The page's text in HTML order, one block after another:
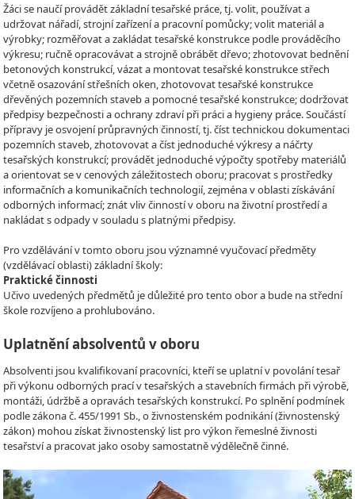
Žáci se naučí provádět základní tesařské práce, tj. volit, používat a
udržovat nářadí, strojní zařízení a pracovní pomůcky; volit materiál a
výrobky; rozměřovat a zakládat tesařské konstrukce podle prováděcího
výkresu; ručně opracovávat a strojně obrábět dřevo; zhotovovat bednění
betonových konstrukcí, vázat a montovat tesařské konstrukce střech
včetně osazování střešních oken, zhotovovat tesařské konstrukce
dřevěných pozemních staveb a pomocné tesařské konstrukce; dodržovat
předpisy bezpečnosti a ochrany zdraví při práci a hygieny práce. Součástí
přípravy je osvojení průpravných činností, tj. číst technickou dokumentaci
pozemních staveb, zhotovovat a číst jednoduché výkresy a náčrty
tesařských konstrukcí; provádět jednoduché výpočty spotřeby materiálů
a orientovat se v cenových záležitostech oboru; pracovat s prostředky
informačních a komunikačních technologií, zejména v oblasti získávání
odborných informací; znát vliv činností v oboru na životní prostředí a
nakládat s odpady v souladu s platnými předpisy.
Pro vzdělávání v tomto oboru jsou významné vyučovací předměty
(vzdělávací oblasti) základní školy:
Praktické činnosti
Učivo uvedených předmětů je důležité pro tento obor a bude na střední
škole rozvíjeno a prohlubováno.
Uplatnění absolventů v oboru
Absolventi jsou kvalifikovaní pracovníci, kteří se uplatní v povolání tesař
při výkonu odborných prací v tesařských a stavebních firmách při výrobě,
montáži, údržbě a opravách tesařských konstrukcí. Po splnění podmínek
podle zákona č. 455/1991 Sb., o živnostenském podnikání (živnostenský
zákon) mohou získat živnostenský list pro výkon řemeslné živnosti
tesařství a pracovat jako osoby samostatně výdělečně činné.
Video
Player